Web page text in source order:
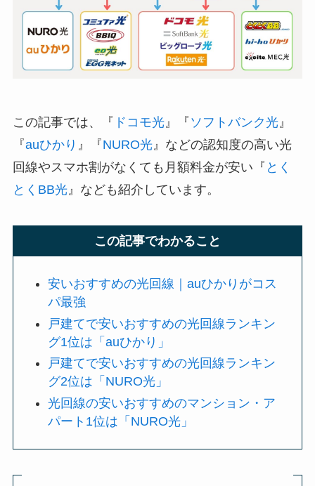
この記事では、『 ドコモ光』『 ソフトバンク光』
『auひかり 』『NURO光』などの認知度の高い光
回線やスマホ割がなくても月額料金が安い『 とく
とくBB光』なども紹介しています。
この記事でわかること
安いおすすめの光回線｜auひかりがコス
パ最強
戸建てで安いおすすめの光回線ランキン
グ1位は「auひかり」
戸建てで安いおすすめの光回線ランキン
グ2位は「NURO光」
光回線の安いおすすめのマンション・ア
パート1位は「NURO光」